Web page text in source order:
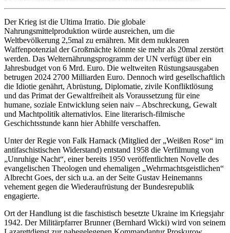
Der Krieg ist die Ultima Irratio. Die globale
Nahrungsmittelproduktion würde ausreichen, um die
Weltbevölkerung 2,5mal zu ernähren. Mit dem nuklearen
Waffenpotenzial der Großmächte könnte sie mehr als 20mal zerstört
werden. Das Welternährungsprogramm der UN verfügt über ein
Jahresbudget von 6 Mrd. Euro. Die weltweiten Rüstungsausgaben
betrugen 2024 2700 Milliarden Euro. Dennoch wird gesellschaftlich
die Idiotie genährt, Abrüstung, Diplomatie, zivile Konfliktlösung
und das Primat der Gewaltfreiheit als Voraussetzung für eine
humane, soziale Entwicklung seien naiv – Abschreckung, Gewalt
und Machtpolitik alternativlos. Eine literarisch-filmische
Geschichtsstunde kann hier Abhilfe verschaffen.
Unter der Regie von Falk Harnack (Mitglied der „Weißen Rose“ im
antifaschistischen Widerstand) entstand 1958 die Verfilmung von
„Unruhige Nacht“, einer bereits 1950 veröffentlichten Novelle des
evangelischen Theologen und ehemaligen „Wehrmachtsgeistlichen“
Albrecht Goes, der sich u.a. an der Seite Gustav Heinemanns
vehement gegen die Wiederaufrüstung der Bundesrepublik
engagierte.
Ort der Handlung ist die faschistisch besetzte Ukraine im Kriegsjahr
1942. Der Militärpfarrer Brunner (Bernhard Wicki) wird von seinem